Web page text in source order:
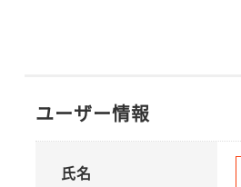
ユーザー情報
氏名